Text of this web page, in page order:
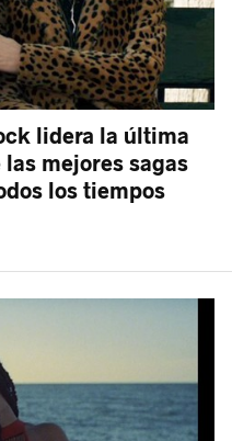
lidera la última
mejores sagas
los tiempos